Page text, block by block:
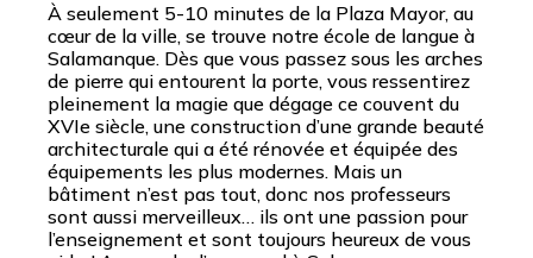
À seulement 5-10 minutes de la Plaza Mayor, au
cœur de la ville, se trouve notre école de langue à
Salamanque. Dès que vous passez sous les arches
de pierre qui entourent la porte, vous ressentirez
pleinement la magie que dégage ce couvent du
XVIe siècle, une construction d’une grande beauté
architecturale qui a été rénovée et équipée des
équipements les plus modernes. Mais un
bâtiment n’est pas tout, donc nos professeurs
sont aussi merveilleux… ils ont une passion pour
l’enseignement et sont toujours heureux de vous